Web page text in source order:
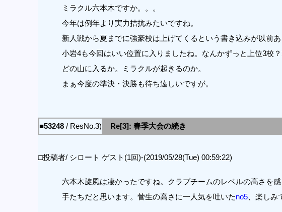
ミラクル六本木ですか。。。
今年は例年より実力拮抗みたいですね。
新人戦から夏までに強豪校は上げてくるという書き込みが以前
小岩4も今回はいい位置に入りましたね。なんかずっと上位3校
どの山に入るか。ミラクルが起きるのか。
まぁ今度の準決・決勝も待ち遠しいですが。
■53248/ ResNo.3)
Re[3]: 春季大会の続き
□投稿者/ シロート ゲスト(1回)-(2019/05/28(Tue) 00:59:22)
六本木旋風は凄かったですね。クラブチームのレベルの高さを
手たちだと思います。菅生の高さに一人気を吐いたno5、楽しみ